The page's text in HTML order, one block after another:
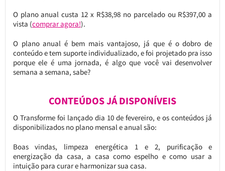
O plano anual custa 12 x R$38,98 no parcelado ou R$397,00 a
vista (comprar agora!).
O plano anual é bem mais vantajoso, já que é o dobro de
conteúdo e tem suporte individualizado, e foi projetado pra isso
porque ele é uma jornada, é algo que você vai desenvolver
semana a semana, sabe?
CONTEÚDOS JÁ DISPONÍVEIS
O Transforme foi lançado dia 10 de fevereiro, e os conteúdos já
disponibilizados no plano mensal e anual são:
Boas vindas, limpeza energética 1 e 2, purificação e
energização da casa, a casa como espelho e como usar a
intuição para curar e harmonizar sua casa.